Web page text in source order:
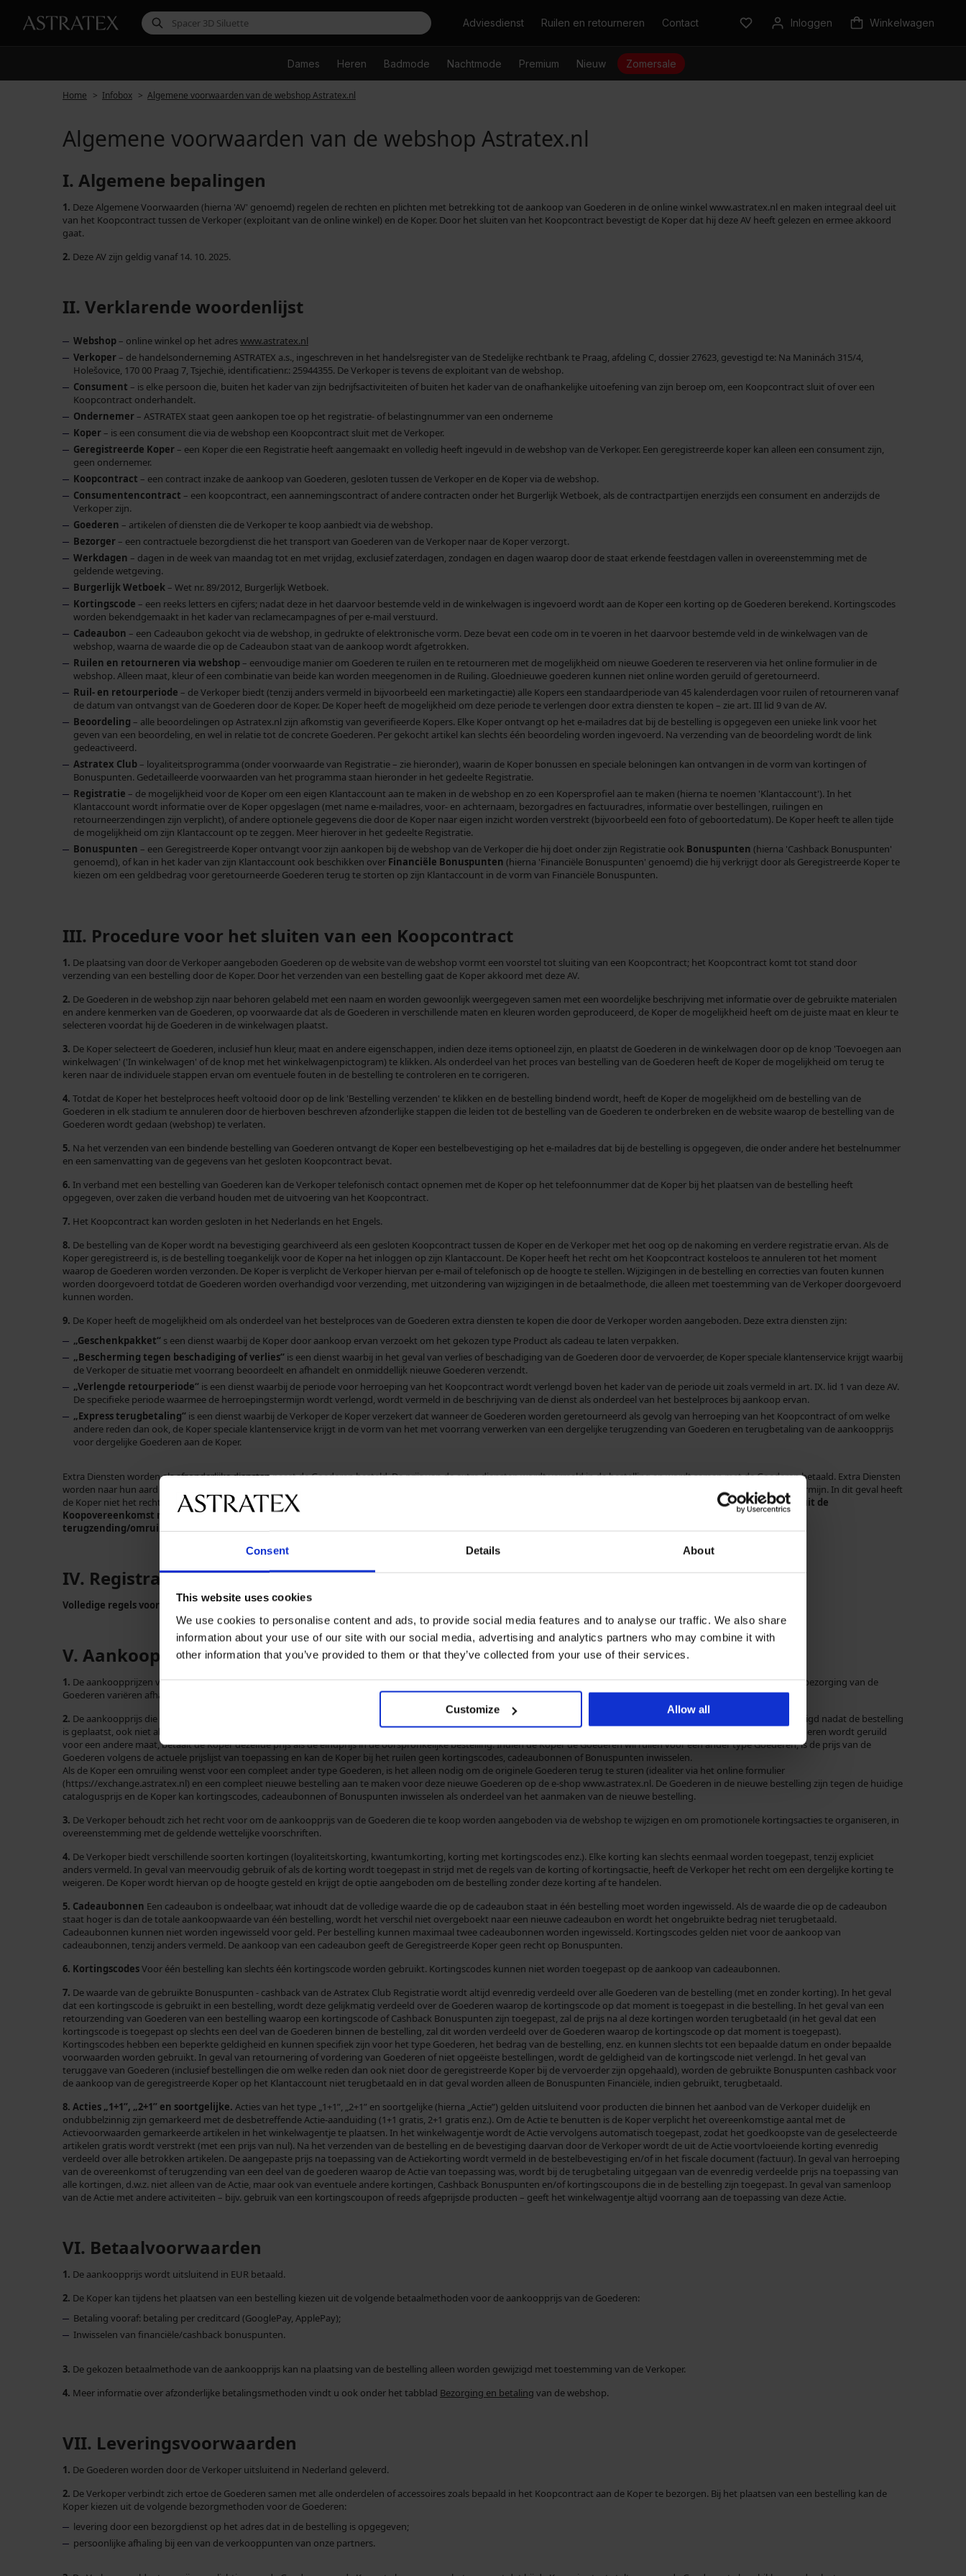
Consent Details About
This website uses cookies
We use cookies to personalise content and ads, to provide social media features and to analyse our traffic. We also share
information about your use of our site with our social media, advertising and analytics partners who may combine it with
other information that you’ve provided to them or that they’ve collected from your use of their services.
Customize Allow all
ZoekenAdviesdienst Ruilen en retourneren Contact Inloggen Winkelwagen
Dames Heren Badmode Nachtmode Premium Nieuw Zomersale
Home Infobox Algemene voorwaarden van de webshop Astratex.nl
Algemene voorwaarden van de webshop Astratex.nl
I. Algemene bepalingen
1. Deze Algemene Voorwaarden (hierna 'AV' genoemd) regelen de rechten en plichten met betrekking tot de aankoop van Goederen in de online winkel www.astratex.nl en maken integraal deel uit
van het Koopcontract tussen de Verkoper (exploitant van de online winkel) en de Koper. Door het sluiten van het Koopcontract bevestigt de Koper dat hij deze AV heeft gelezen en ermee akkoord
gaat.
2. Deze AV zijn geldig vanaf 14. 10. 2025.
II. Verklarende woordenlijst
Webshop– online winkel op het adreswww.astratex.nl
Verkoper– de handelsonderneming ASTRATEX a.s., ingeschreven in het handelsregister van de Stedelijke rechtbank te Praag, afdeling C, dossier 27623, gevestigd te: Na Maninách 315/4,
Holešovice, 170 00 Praag 7, Tsjechië, identificatienr.: 25944355. De Verkoper is tevens de exploitant van de webshop.
Consument – is elke persoon die, buiten het kader van zijn bedrijfsactiviteiten of buiten het kader van de onafhankelijke uitoefening van zijn beroep om, een Koopcontract sluit of over een
Koopcontract onderhandelt.
Ondernemer– ASTRATEX staat geen aankopen toe op het registratie- of belastingnummer van een onderneme
Koper– is een consument die via de webshop een Koopcontract sluit met de Verkoper.
Geregistreerde Koper– een Koper die een Registratie heeft aangemaakt en volledig heeft ingevuld in de webshop van de Verkoper. Een geregistreerde koper kan alleen een consument zijn,
geen ondernemer.
Koopcontract – een contract inzake de aankoop van Goederen, gesloten tussen de Verkoper en de Koper via de webshop.
Consumentencontract – een koopcontract, een aannemingscontract of andere contracten onder het Burgerlijk Wetboek, als de contractpartijen enerzijds een consument en anderzijds de
Verkoper zijn.
Goederen – artikelen of diensten die de Verkoper te koop aanbiedt via de webshop.
Bezorger– een contractuele bezorgdienst die het transport van Goederen van de Verkoper naar de Koper verzorgt.
Werkdagen – dagen in de week van maandag tot en met vrijdag, exclusief zaterdagen, zondagen en dagen waarop door de staat erkende feestdagen vallen in overeenstemming met de
geldende wetgeving.
Burgerlijk Wetboek– Wet nr. 89/2012, Burgerlijk Wetboek.
Kortingscode – een reeks letters en cijfers; nadat deze in het daarvoor bestemde veld in de winkelwagen is ingevoerd wordt aan de Koper een korting op de Goederen berekend. Kortingscodes
worden bekendgemaakt in het kader van reclamecampagnes of per e-mail verstuurd.
Cadeaubon – een Cadeaubon gekocht via de webshop, in gedrukte of elektronische vorm. Deze bevat een code om in te voeren in het daarvoor bestemde veld in de winkelwagen van de
webshop, waarna de waarde die op de Cadeaubon staat van de aankoop wordt afgetrokken.
Ruilen en retourneren via webshop– eenvoudige manier om Goederen te ruilen en te retourneren met de mogelijkheid om nieuwe Goederen te reserveren via het online formulier in de
webshop. Alleen maat, kleur of een combinatie van beide kan worden meegenomen in de Ruiling. Gloednieuwe goederen kunnen niet online worden geruild of geretourneerd.
Ruil- en retourperiode – de Verkoper biedt (tenzij anders vermeld in bijvoorbeeld een marketingactie) alle Kopers een standaardperiode van 45 kalenderdagen voor ruilen of retourneren vanaf
de datum van ontvangst van de Goederen door de Koper. De Koper heeft de mogelijkheid om deze periode te verlengen door extra diensten te kopen – zie art. III lid 9 van de AV.
Beoordeling – alle beoordelingen op Astratex.nl zijn afkomstig van geverifieerde Kopers. Elke Koper ontvangt op het e-mailadres dat bij de bestelling is opgegeven een unieke link voor het
geven van een beoordeling, en wel in relatie tot de concrete Goederen. Per gekocht artikel kan slechts één beoordeling worden ingevoerd. Na verzending van de beoordeling wordt de link
gedeactiveerd.
Astratex Club– loyaliteitsprogramma (onder voorwaarde van Registratie – zie hieronder), waarin de Koper bonussen en speciale beloningen kan ontvangen in de vorm van kortingen of
Bonuspunten. Gedetailleerde voorwaarden van het programma staan hieronder in het gedeelte Registratie.
Registratie – de mogelijkheid voor de Koper om een eigen Klantaccount aan te maken in de webshop en zo een Kopersprofiel aan te maken (hierna te noemen 'Klantaccount'). In het
Klantaccount wordt informatie over de Koper opgeslagen (met name e-mailadres, voor- en achternaam, bezorgadres en factuuradres, informatie over bestellingen, ruilingen en
retourneerzendingen zijn verplicht), of andere optionele gegevens die door de Koper naar eigen inzicht worden verstrekt (bijvoorbeeld een foto of geboortedatum). De Koper heeft te allen tijde
de mogelijkheid om zijn Klantaccount op te zeggen. Meer hierover in het gedeelte Registratie.
Bonuspunten – een Geregistreerde Koper ontvangt voor zijn aankopen bij de webshop van de Verkoper die hij doet onder zijn Registratie ook Bonuspunten (hierna 'Cashback Bonuspunten'
genoemd), of kan in het kader van zijn Klantaccount ook beschikken over Financiële Bonuspunten (hierna 'Financiële Bonuspunten' genoemd) die hij verkrijgt door als Geregistreerde Koper te
kiezen om een geldbedrag voor geretourneerde Goederen terug te storten op zijn Klantaccount in de vorm van Financiële Bonuspunten.
III. Procedure voor het sluiten van een Koopcontract
1. De plaatsing van door de Verkoper aangeboden Goederen op de website van de webshop vormt een voorstel tot sluiting van een Koopcontract; het Koopcontract komt tot stand door
verzending van een bestelling door de Koper. Door het verzenden van een bestelling gaat de Koper akkoord met deze AV.
2. De Goederen in de webshop zijn naar behoren gelabeld met een naam en worden gewoonlijk weergegeven samen met een woordelijke beschrijving met informatie over de gebruikte materialen
en andere kenmerken van de Goederen, op voorwaarde dat als de Goederen in verschillende maten en kleuren worden geproduceerd, de Koper de mogelijkheid heeft om de juiste maat en kleur te
selecteren voordat hij de Goederen in de winkelwagen plaatst.
3. De Koper selecteert de Goederen, inclusief hun kleur, maat en andere eigenschappen, indien deze items optioneel zijn, en plaatst de Goederen in de winkelwagen door op de knop 'Toevoegen aan
winkelwagen' ('In winkelwagen' of de knop met het winkelwagenpictogram) te klikken. Als onderdeel van het proces van bestelling van de Goederen heeft de Koper de mogelijkheid om terug te
keren naar de individuele stappen ervan om eventuele fouten in de bestelling te controleren en te corrigeren.
4. Totdat de Koper het bestelproces heeft voltooid door op de link 'Bestelling verzenden' te klikken en de bestelling bindend wordt, heeft de Koper de mogelijkheid om de bestelling van de
Goederen in elk stadium te annuleren door de hierboven beschreven afzonderlijke stappen die leiden tot de bestelling van de Goederen te onderbreken en de website waarop de bestelling van de
Goederen wordt gedaan (webshop) te verlaten.
5. Na het verzenden van een bindende bestelling van Goederen ontvangt de Koper een bestelbevestiging op het e-mailadres dat bij de bestelling is opgegeven, die onder andere het bestelnummer
en een samenvatting van de gegevens van het gesloten Koopcontract bevat.
6. In verband met een bestelling van Goederen kan de Verkoper telefonisch contact opnemen met de Koper op het telefoonnummer dat de Koper bij het plaatsen van de bestelling heeft
opgegeven, over zaken die verband houden met de uitvoering van het Koopcontract.
7. Het Koopcontract kan worden gesloten in het Nederlands en het Engels.
8. De bestelling van de Koper wordt na bevestiging gearchiveerd als een gesloten Koopcontract tussen de Koper en de Verkoper met het oog op de nakoming en verdere registratie ervan. Als de
Koper geregistreerd is, is de bestelling toegankelijk voor de Koper na het inloggen op zijn Klantaccount. De Koper heeft het recht om het Koopcontract kosteloos te annuleren tot het moment
waarop de Goederen worden verzonden. De Koper is verplicht de Verkoper hiervan per e-mail of telefonisch op de hoogte te stellen. Wijzigingen in de bestelling en correcties van fouten kunnen
worden doorgevoerd totdat de Goederen worden overhandigd voor verzending, met uitzondering van wijzigingen in de betaalmethode, die alleen met toestemming van de Verkoper doorgevoerd
kunnen worden.
9. De Koper heeft de mogelijkheid om als onderdeel van het bestelproces van de Goederen extra diensten te kopen die door de Verkoper worden aangeboden. Deze extra diensten zijn:
„Geschenkpakket“ s een dienst waarbij de Koper door aankoop ervan verzoekt om het gekozen type Product als cadeau te laten verpakken.
„Bescherming tegen beschadiging of verlies“ is een dienst waarbij in het geval van verlies of beschadiging van de Goederen door de vervoerder, de Koper speciale klantenservice krijgt waarbij
de Verkoper de situatie met voorrang beoordeelt en afhandelt en onmiddellijk nieuwe Goederen verzendt.
„Verlengde retourperiode“ is een dienst waarbij de periode voor herroeping van het Koopcontract wordt verlengd boven het kader van de periode uit zoals vermeld in art. IX. lid 1 van deze AV.
De specifieke periode waarmee de herroepingstermijn wordt verlengd, wordt vermeld in de beschrijving van de dienst als onderdeel van het bestelproces bij aankoop ervan.
„Express terugbetaling“ is een dienst waarbij de Verkoper de Koper verzekert dat wanneer de Goederen worden geretourneerd als gevolg van herroeping van het Koopcontract of om welke
andere reden dan ook, de Koper speciale klantenservice krijgt in de vorm van het met voorrang verwerken van een dergelijke terugzending van Goederen en terugbetaling van de aankoopprijs
voor dergelijke Goederen aan de Koper.
Extra Diensten worden als afzonderlijke diensten naast de Goederen besteld. De prijs van de extra diensten wordt vermeld in de bestelling en wordt samen met de Goederen betaald. Extra Diensten
worden naar hun aard vervuld op het moment van verpakking en verzending van de Goederen, en hun vervulling kan plaatsvinden vóór het verstrijken van de herroepingstermijn. In dit geval heeft
de Koper niet het recht om het Koopcontract met betrekking tot deze extra diensten te herroepen.
In dit geval heeft de Koper niet het recht om zich terug te trekken uit de
Koopovereenkomst met betrekking tot deze extra diensten en zal de prijs betaald voor de extra diensten in geen geval worden terugbetaald (bijv. in geval van
terugzending/omruiling, niet opgeëiste zending, enz.).
IV. Registratie van de Koper in de Astratex Club
Volledige regels voor Astratex club – hierhttps://www.astratex.nl/profil-edit/registration/
V. Aankoopprijs
1. De aankoopprijzen van de Goederen en diensten worden in de webshop vermeld inclusief btw, eventuele wettelijke heffingen en andere soortgelijke kosten. De kosten van bezorging van de
Goederen variëren afhankelijk van de door de Koper gekozen wijze van bezorging en betaling van de aankoopprijs.
2. De aankoopprijs die voor de Goederen wordt vermeld op het moment van bestelling is de aankoopprijs die bindend is voor de Verkoper en de Koper. Deze wordt niet gewijzigd nadat de bestelling
is geplaatst, ook niet als de Verkoper de aankoopprijs voor de Goederen later aanpast of als er een promotionele kortingsactie wordt gehouden. Wanneer hetzelfde type Goederen wordt geruild
voor een andere maat, betaalt de Koper dezelfde prijs als de eindprijs in de oorspronkelijke bestelling. Indien de Koper de Goederen wil ruilen voor een ander type Goederen, is de prijs van de
Goederen volgens de actuele prijslijst van toepassing en kan de Koper bij het ruilen geen kortingscodes, cadeaubonnen of Bonuspunten inwisselen.
Als de Koper een omruiling wenst voor een compleet ander type Goederen, is het alleen nodig om de originele Goederen terug te sturen (idealiter via het online formulier
(https://exchange.astratex.nl) en een compleet nieuwe bestelling aan te maken voor deze nieuwe Goederen op de e-shop www.astratex.nl. De Goederen in de nieuwe bestelling zijn tegen de huidige
catalogusprijs en de Koper kan kortingscodes, cadeaubonnen of Bonuspunten inwisselen als onderdeel van het aanmaken van de nieuwe bestelling.
3. De Verkoper behoudt zich het recht voor om de aankoopprijs van de Goederen die te koop worden aangeboden via de webshop te wijzigen en om promotionele kortingsacties te organiseren, in
overeenstemming met de geldende wettelijke voorschriften.
4. De Verkoper biedt verschillende soorten kortingen (loyaliteitskorting, kwantumkorting, korting met kortingscodes enz.). Elke korting kan slechts eenmaal worden toegepast, tenzij expliciet
anders vermeld. In geval van meervoudig gebruik of als de korting wordt toegepast in strijd met de regels van de korting of kortingsactie, heeft de Verkoper het recht om een dergelijke korting te
weigeren. De Koper wordt hiervan op de hoogte gesteld en krijgt de optie aangeboden om de bestelling zonder deze korting af te handelen.
5. Cadeaubonnen Een cadeaubon is ondeelbaar, wat inhoudt dat de volledige waarde die op de cadeaubon staat in één bestelling moet worden ingewisseld. Als de waarde die op de cadeaubon
staat hoger is dan de totale aankoopwaarde van één bestelling, wordt het verschil niet overgeboekt naar een nieuwe cadeaubon en wordt het ongebruikte bedrag niet terugbetaald.
Cadeaubonnen kunnen niet worden ingewisseld voor geld. Per bestelling kunnen maximaal twee cadeaubonnen worden ingewisseld. Kortingscodes gelden niet voor de aankoop van
cadeaubonnen, tenzij anders vermeld. De aankoop van een cadeaubon geeft de Geregistreerde Koper geen recht op Bonuspunten.
6. KortingscodesVoor één bestelling kan slechts één kortingscode worden gebruikt. Kortingscodes kunnen niet worden toegepast op de aankoop van cadeaubonnen.
7. De waarde van de gebruikte Bonuspunten - cashback van de Astratex Club Registratie wordt altijd evenredig verdeeld over alle Goederen van de bestelling (met en zonder korting). In het geval
dat een kortingscode is gebruikt in een bestelling, wordt deze gelijkmatig verdeeld over de Goederen waarop de kortingscode op dat moment is toegepast in die bestelling. In het geval van een
retourzending van Goederen van een bestelling waarop een kortingscode of Cashback Bonuspunten zijn toegepast, zal de prijs na al deze kortingen worden terugbetaald (in het geval dat een
kortingscode is toegepast op slechts een deel van de Goederen binnen de bestelling, zal dit worden verdeeld over de Goederen waarop de kortingscode op dat moment is toegepast).
Kortingscodes hebben een beperkte geldigheid en kunnen specifiek zijn voor het type Goederen, het bedrag van de bestelling, enz. en kunnen slechts tot een bepaalde datum en onder bepaalde
voorwaarden worden gebruikt. In geval van retournering of vordering van Goederen of niet opgeëiste bestellingen, wordt de geldigheid van de kortingscode niet verlengd. In het geval van
teruggave van Goederen (inclusief bestellingen die om welke reden dan ook niet door de geregistreerde Koper bij de vervoerder zijn opgehaald), worden de gebruikte Bonuspunten cashback voor
de aankoop van de geregistreerde Koper op het Klantaccount niet terugbetaald en in dat geval worden alleen de Bonuspunten Financiële, indien gebruikt, terugbetaald.
8. Acties „1+1”, „2+1” en soortgelijke. Acties van het type „1+1”, „2+1” en soortgelijke (hierna „Actie”) gelden uitsluitend voor producten die binnen het aanbod van de Verkoper duidelijk en
ondubbelzinnig zijn gemarkeerd met de desbetreffende Actie-aanduiding (1+1 gratis, 2+1 gratis enz.). Om de Actie te benutten is de Koper verplicht het overeenkomstige aantal met de
Actievoorwaarden gemarkeerde artikelen in het winkelwagentje te plaatsen. In het winkelwagentje wordt de Actie vervolgens automatisch toegepast, zodat het goedkoopste van de geselecteerde
artikelen gratis wordt verstrekt (met een prijs van nul). Na het verzenden van de bestelling en de bevestiging daarvan door de Verkoper wordt de uit de Actie voortvloeiende korting evenredig
verdeeld over alle betrokken artikelen. De aangepaste prijs na toepassing van de Actiekorting wordt vermeld in de bestelbevestiging en/of in het fiscale document (factuur). In geval van herroeping
van de overeenkomst of terugzending van een deel van de goederen waarop de Actie van toepassing was, wordt bij de terugbetaling uitgegaan van de evenredig verdeelde prijs na toepassing van
alle kortingen, d.w.z. niet alleen van de Actie, maar ook van eventuele andere kortingen, Cashback Bonuspunten en/of kortingscoupons die in de bestelling zijn toegepast. In geval van samenloop
van de Actie met andere activiteiten – bijv. gebruik van een kortingscoupon of reeds afgeprijsde producten – geeft het winkelwagentje altijd voorrang aan de toepassing van deze Actie.
VI. Betaalvoorwaarden
1. De aankoopprijs wordt uitsluitend in EUR betaald.
2. De Koper kan tijdens het plaatsen van een bestelling kiezen uit de volgende betaalmethoden voor de aankoopprijs van de Goederen:
Betaling vooraf: betaling per creditcard (GooglePay, ApplePay);
Inwisselen van financiële/cashback bonuspunten.
3. De gekozen betaalmethode van de aankoopprijs kan na plaatsing van de bestelling alleen worden gewijzigd met toestemming van de Verkoper.
4. Meer informatie over afzonderlijke betalingsmethoden vindt u ook onder het tabblad Bezorging en betaling van de webshop.
VII. Leveringsvoorwaarden
1. De Goederen worden door de Verkoper uitsluitend in Nederland geleverd.
2. De Verkoper verbindt zich ertoe de Goederen samen met alle onderdelen of accessoires zoals bepaald in het Koopcontract aan de Koper te bezorgen. Bij het plaatsen van een bestelling kan de
Koper kiezen uit de volgende bezorgmethoden voor de Goederen:
levering door een bezorgdienst op het adres dat in de bestelling is opgegeven;
persoonlijke afhaling bij een van de verkooppunten van onze partners.